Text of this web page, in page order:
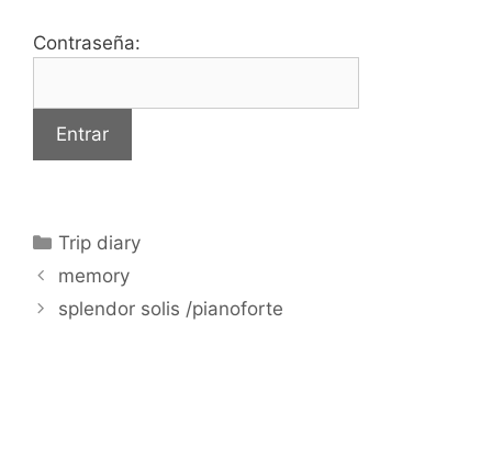
Contraseña:
Categorías
Trip diary
memory
splendor solis /pianoforte